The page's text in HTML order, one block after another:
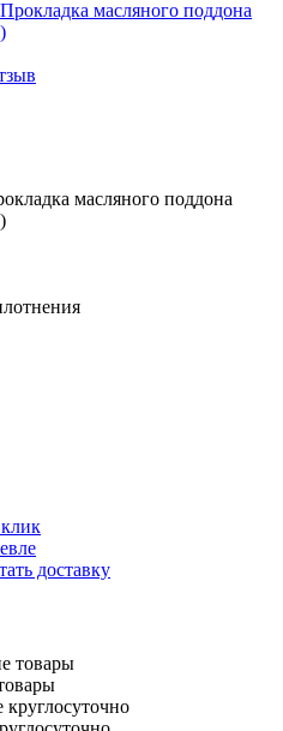
масляного поддона
доставку